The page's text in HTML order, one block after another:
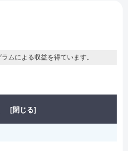
ムによる収益を得ています。
[閉じる]